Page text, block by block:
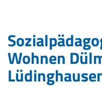
Wohnen